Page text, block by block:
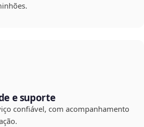
e suporte
confiável, com acompanhamento